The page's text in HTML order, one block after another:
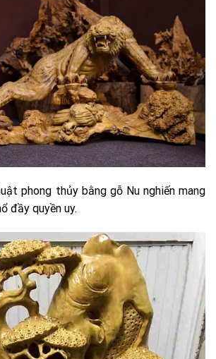
phong thủy bằng gỗ Nu nghiến mang
đầy quyền uy.